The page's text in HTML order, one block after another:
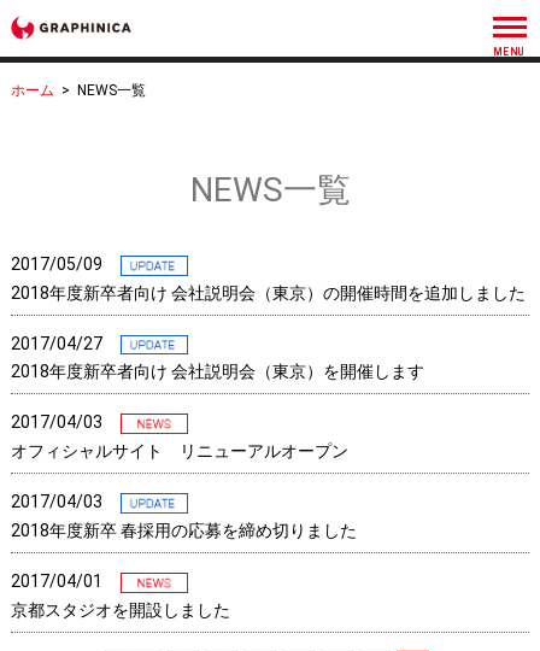
ホーム > NEWS一覧
NEWS一覧
2017/05/09
2018年度新卒者向け 会社説明会（東京）の開催時間を追加しました
2017/04/27
2018年度新卒者向け 会社説明会（東京）を開催します
2017/04/03
オフィシャルサイト リニューアルオープン
2017/04/03
2018年度新卒 春採用の応募を締め切りました
2017/04/01
京都スタジオを開設しました